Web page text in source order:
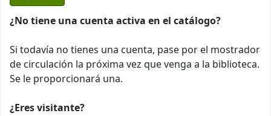
¿No tiene una cuenta activa en el catálogo?
Si todavía no tienes una cuenta, pase por el mostrador
de circulación la próxima vez que venga a la biblioteca.
Se le proporcionará una.
¿Eres visitante?